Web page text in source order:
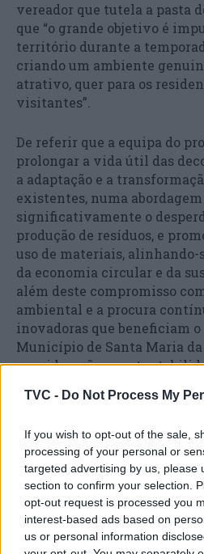
TVC - Do Not Process My
If you wish to opt-out of the sale,
processing of your personal or
targeted advertising by us, please
section to confirm your selection.
opt-out request is processed you
interest-based ads based on
us or personal information
vereador que tutela a pasta
que “o grande objetivo é
território durante a
criando um ambiente
atrativo, quer para os
visitantes”.
De referir que a equipa do
prolongar a vida útil das
a adaptação e a
existentes, numa
significativamente o
produção de resíduos, e
uso de materiais,
da economia circular e da
além deste compromisso
ambiental e a procura
inovadoras que beneficiam
Município de Santa Maria
consideração a
iluminação ao longo de
sextas-feiras e sábados, das
todas as áreas abrangidas.
O projeto de iluminação de
representa um investimento
registando um acréscimo de